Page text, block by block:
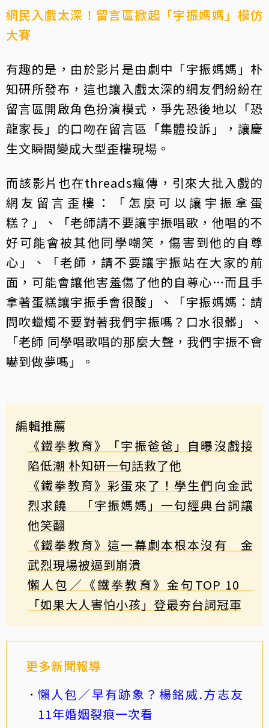
網民入戲太深！留言區掀起「宇振媽媽」模仿
大賽
有趣的是，由於影片是由劇中「宇振媽媽」朴
知研所發布，這也讓入戲太深的網友們紛紛在
留言區開啟角色扮演模式，爭先恐後地以「恐
龍家長」的口吻在留言區「集體投訴」，讓慶
生文瞬間變成大型歪樓現場。
而該影片也在threads瘋傳，引來大批入戲的
網友留言歪樓：「怎麼可以讓宇振拿蛋
糕？」、「老師請不要讓宇振唱歌，他唱的不
好可能會被其他同學嘲笑，傷害到他的自尊
心」、「老師，請不要讓宇振站在大家的前
面，可能會讓他害羞傷了他的自尊心…而且手
拿著蛋糕讓宇振手會很酸」、「宇振媽媽：請
問吹蠟燭不要對著我們宇振嗎？口水很髒」、
「老師 同學唱歌唱的那麼大聲，我們宇振不會
嚇到做夢嗎」。
編輯推薦
《鐵拳教育》「宇振爸爸」自曝沒戲接
陷低潮 朴知研一句話救了他
《鐵拳教育》彩蛋來了！學生們向金武
烈求饒 「宇振媽媽」一句經典台詞讓
他笑翻
《鐵拳教育》這一幕劇本根本沒有 金
武烈現場被逼到崩潰
懶人包／《鐵拳教育》金句TOP 10
「如果大人害怕小孩」登最夯台詞冠軍
更多新聞報導
懶人包／早有跡象？楊銘威.方志友
11年婚姻裂痕一次看